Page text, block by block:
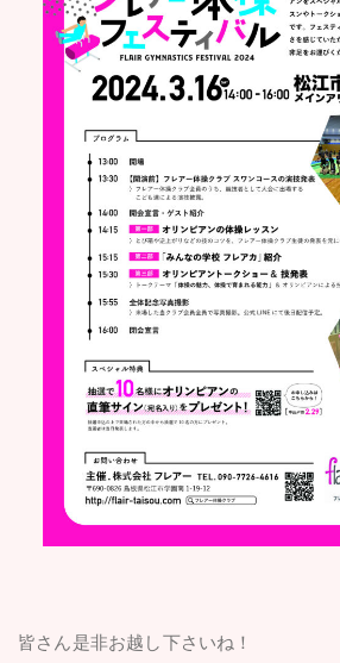
皆さん是非お越し下さいね！